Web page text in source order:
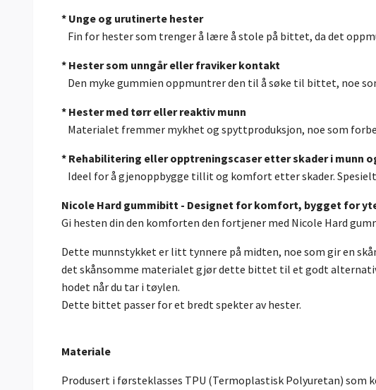
* Unge og urutinerte hester
Fin for hester som trenger å lære å stole på bittet, da det
* Hester som unngår eller fraviker kontakt
Den myke gummien oppmuntrer den til å søke til bittet, noe
* Hester med tørr eller reaktiv munn
Materialet fremmer mykhet og spyttproduksjon, noe som
* Rehabilitering eller opptreningscaser etter skader i munn
Ideel for å gjenoppbygge tillit og komfort etter skader.
Nicole Hard gummibitt - Designet for komfort, bygget for
Gi hesten din den komforten den fortjener med Nicole Hard
Dette munnstykket er litt tynnere på midten, noe som gir en
det skånsomme materialet gjør dette bittet til et godt alternativ
hodet når du tar i tøylen.
Dette bittet passer for et bredt spekter av hester.
Materiale
Produsert i førsteklasses TPU (Termoplastisk Polyuretan)